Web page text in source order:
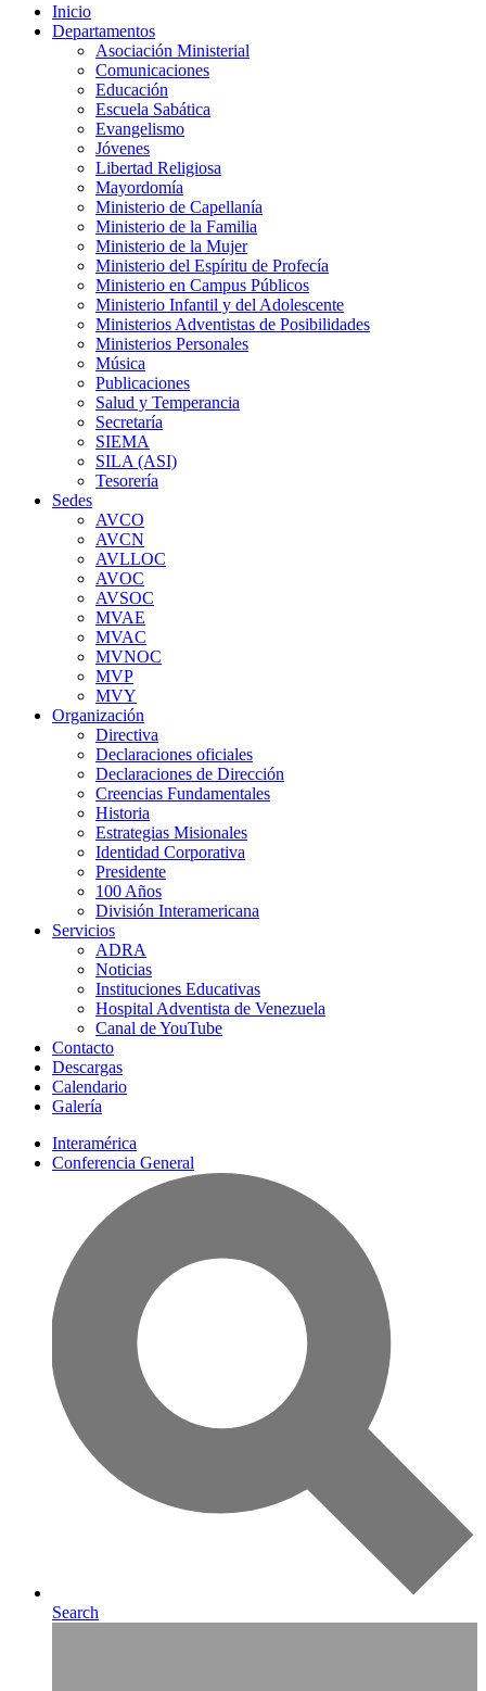
Inicio
Departamentos
Asociación Ministerial
Comunicaciones
Educación
Escuela Sabática
Evangelismo
Jóvenes
Libertad Religiosa
Mayordomía
Ministerio de Capellanía
Ministerio de la Familia
Ministerio de la Mujer
Ministerio del Espíritu de Profecía
Ministerio en Campus Públicos
Ministerio Infantil y del Adolescente
Ministerios Adventistas de Posibilidades
Ministerios Personales
Música
Publicaciones
Salud y Temperancia
Secretaría
SIEMA
SILA (ASI)
Tesorería
Sedes
AVCO
AVCN
AVLLOC
AVOC
AVSOC
MVAE
MVAC
MVNOC
MVP
MVY
Organización
Directiva
Declaraciones oficiales
Declaraciones de Dirección
Creencias Fundamentales
Historia
Estrategias Misionales
Identidad Corporativa
Presidente
100 Años
División Interamericana
Servicios
ADRA
Noticias
Instituciones Educativas
Hospital Adventista de Venezuela
Canal de YouTube
Contacto
Descargas
Calendario
Galería
Interamérica
Conferencia General
Search